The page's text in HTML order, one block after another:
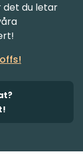
det du letar